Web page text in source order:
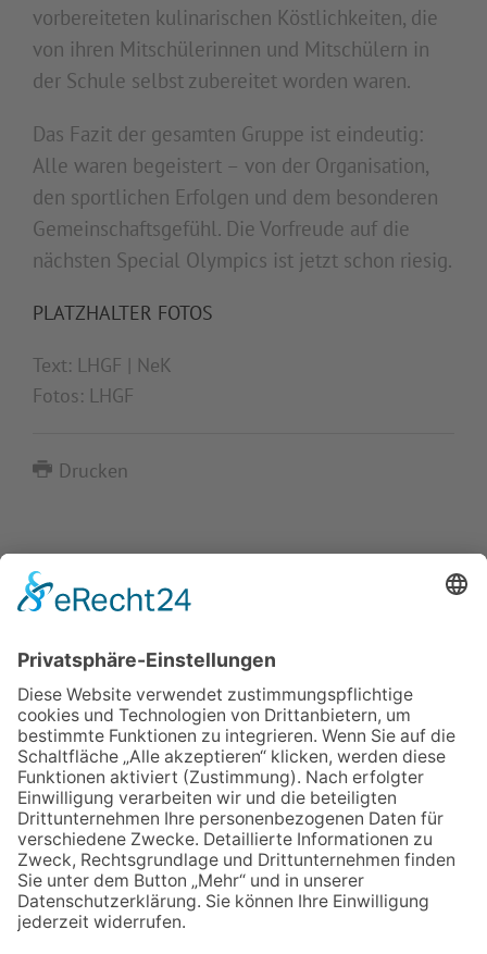
vorbereiteten kulinarischen Köstlichkeiten, die
von ihren Mitschülerinnen und Mitschülern in
der Schule selbst zubereitet worden waren.
Das Fazit der gesamten Gruppe ist eindeutig:
Alle waren begeistert – von der Organisation,
den sportlichen Erfolgen und dem besonderen
Gemeinschaftsgefühl. Die Vorfreude auf die
nächsten Special Olympics ist jetzt schon riesig.
PLATZHALTER FOTOS
Text: LHGF | NeK
Fotos: LHGF
Drucken
IMPRESSUM
VERBRAUCHERSTREITBEILEGUNGSGESETZ
HINWEISGEBERSCHUTZGESETZ LINKS/PARTNER
KONTAKT VORLESE-FUNKTION: READSPEAKER
GOOD NEWS | ELTERNBRIEFE
DATENSCHUTZ GGMBH DATENSCHUTZ E.V.
DATENVERARBEITUNG TAA | AFE